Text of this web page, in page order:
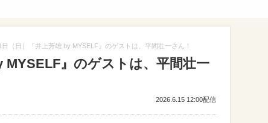
日（日）『井上芳雄 by MYSELF』のゲストは、平間壮一さん！
MYSELF』のゲストは、平間壮一
2026.6.15 12:00配信